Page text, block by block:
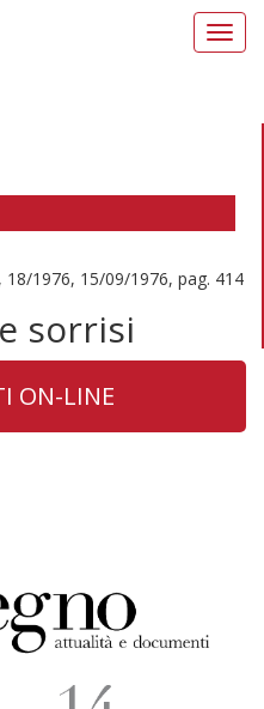
18/1976, 15/09/1976, pag. 414
sorrisi
ON-LINE